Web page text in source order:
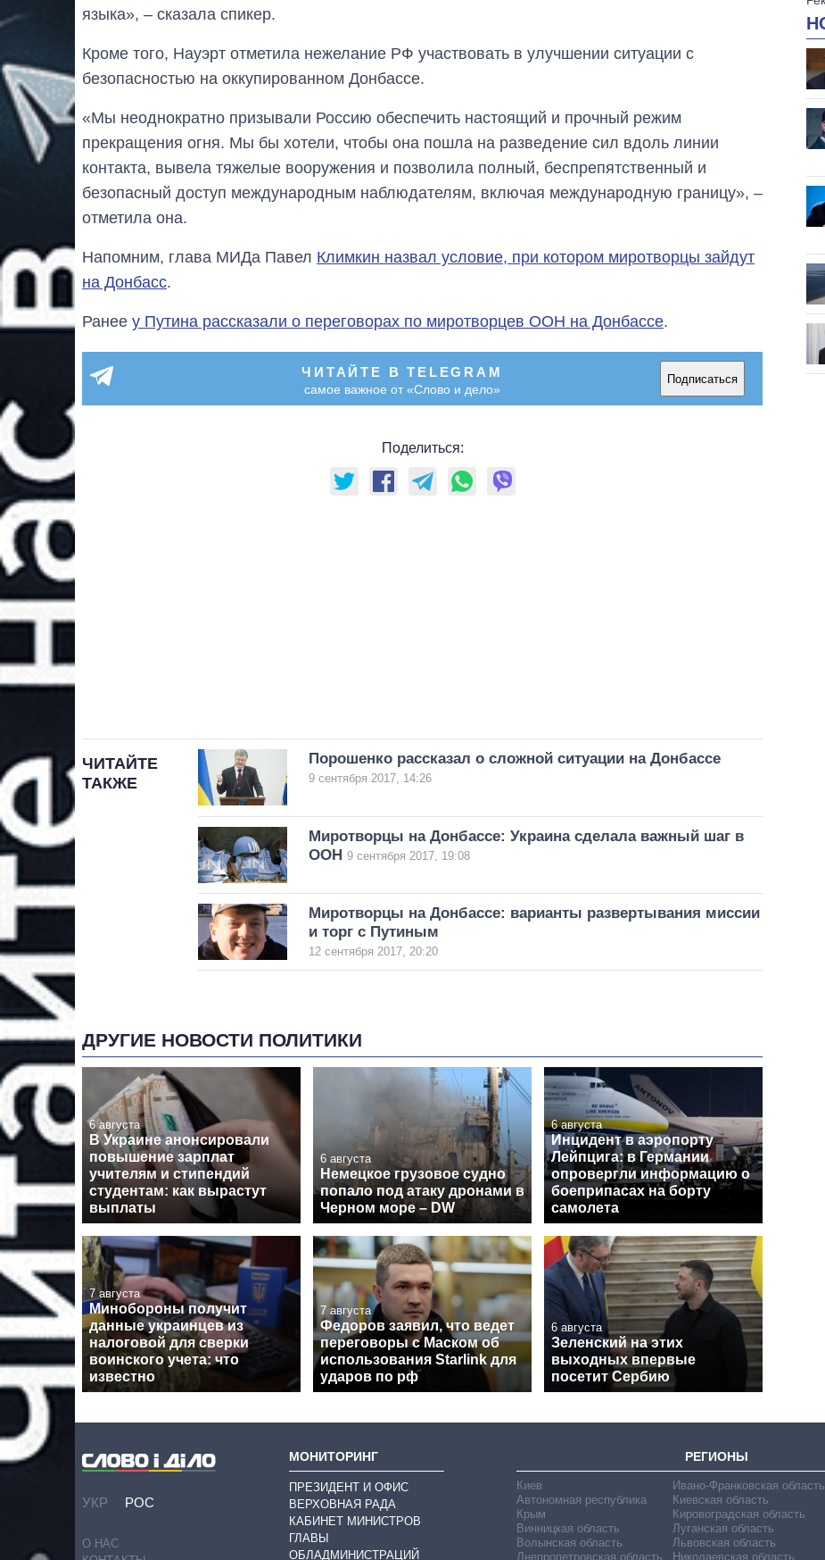
языка», – сказала спикер.
Кроме того, Науэрт отметила нежелание РФ участвовать в улучшении ситуации с
безопасностью на оккупированном Донбассе.
«Мы неоднократно призывали Россию обеспечить настоящий и прочный режим
прекращения огня. Мы бы хотели, чтобы она пошла на разведение сил вдоль линии
контакта, вывела тяжелые вооружения и позволила полный, беспрепятственный и
безопасный доступ международным наблюдателям, включая международную границу», –
отметила она.
Напомним, глава МИДа Павел Климкин назвал условие, при котором миротворцы зайдут
на Донбасс.
Ранее у Путина рассказали о переговорах по миротворцев ООН на Донбассе.
ЧИТАЙТЕ В TELEGRAM
самое важное от «Слово и дело»
Подписаться
Поделиться:
ЧИТАЙТЕ
ТАКЖЕ
Порошенко рассказал о сложной ситуации на Донбассе
9 сентября 2017, 14:26
Миротворцы на Донбассе: Украина сделала важный шаг в
ООН 9 сентября 2017, 19:08
Миротворцы на Донбассе: варианты развертывания миссии
и торг с Путиным
12 сентября 2017, 20:20
ДРУГИЕ НОВОСТИ ПОЛИТИКИ
6 августа
В Украине анонсировали
повышение зарплат
учителям и стипендий
студентам: как вырастут
выплаты
6 августа
Немецкое грузовое судно
попало под атаку дронами в
Черном море – DW
6 августа
Инцидент в аэропорту
Лейпцига: в Германии
опровергли информацию о
боеприпасах на борту
самолета
7 августа
Минобороны получит
данные украинцев из
налоговой для сверки
воинского учета: что
известно
7 августа
Федоров заявил, что ведет
переговоры с Маском об
использования Starlink для
ударов по рф
6 августа
Зеленский на этих
выходных впервые
посетит Сербию
УКР РОС
О НАС
МОНИТОРИНГ
ПРЕЗИДЕНТ И ОФИС
ВЕРХОВНАЯ РАДА
КАБИНЕТ МИНИСТРОВ
ГЛАВЫ
ОБЛАДМИНИСТРАЦИЙ
РЕГИОНЫ
Киев
Автономная республика
Крым
Винницкая область
Волынская область
Днепропетровская область
Ивано-Франковская область
Киевская область
Кировоградская область
Луганская область
Львовская область
Николаевская область